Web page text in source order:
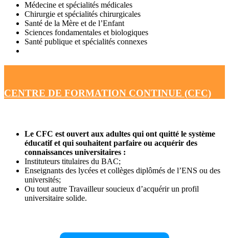
Médecine et spécialités médicales
Chirurgie et spécialités chirurgicales
Santé de la Mère et de l’Enfant
Sciences fondamentales et biologiques
Santé publique et spécialités connexes
CENTRE DE FORMATION CONTINUE (CFC)
Le CFC est ouvert aux adultes qui ont quitté le système
éducatif et qui souhaitent parfaire ou acquérir des
connaissances universitaires :
Instituteurs titulaires du BAC;
Enseignants des lycées et collèges diplômés de l’ENS ou des
universités;
Ou tout autre Travailleur soucieux d’acquérir un profil
universitaire solide.